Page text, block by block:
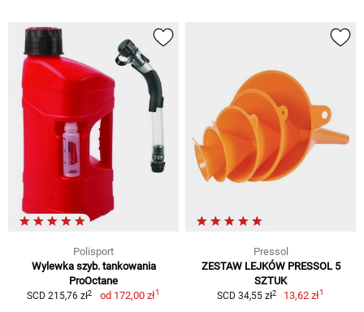
Polisport
Wylewka szyb. tankowania
ProOctane
SCD 215,76 zł2 od 172,00 zł1
Pressol
ZESTAW LEJKÓW PRESSOL 5
SZTUK
SCD 34,55 zł2 13,62 zł1